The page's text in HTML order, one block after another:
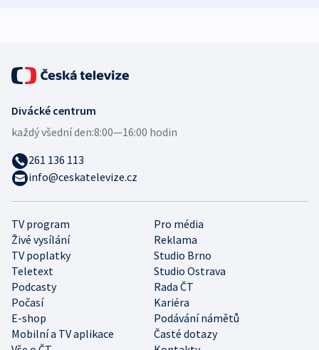
TV program
Pro média
Živé vysílání
Reklama
TV poplatky
Studio Brno
Teletext
Studio Ostrava
Podcasty
Rada ČT
Počasí
Kariéra
E-shop
Podávání námětů
Mobilní a TV aplikace
Časté dotazy
Divácké centrum
každý všední den:8:00—16:00 hodin
261 136 113
info@ceskatelevize.cz